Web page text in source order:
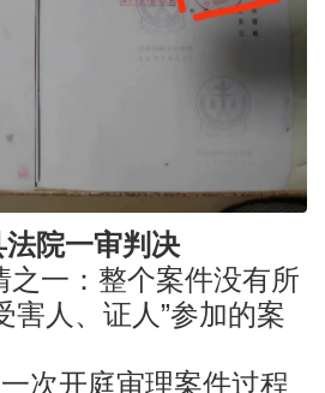
院一审判决
一：整个案件没有所
害人、证人”参加的案
次开庭审理案件过程